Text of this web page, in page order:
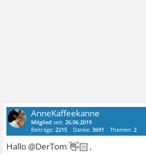
AnneKaffeekanne
Mitglied seit:26.06.2019
Beiträge:2215 Danke:3691 Themen:2
Hallo @DerTom👋🏻 ,